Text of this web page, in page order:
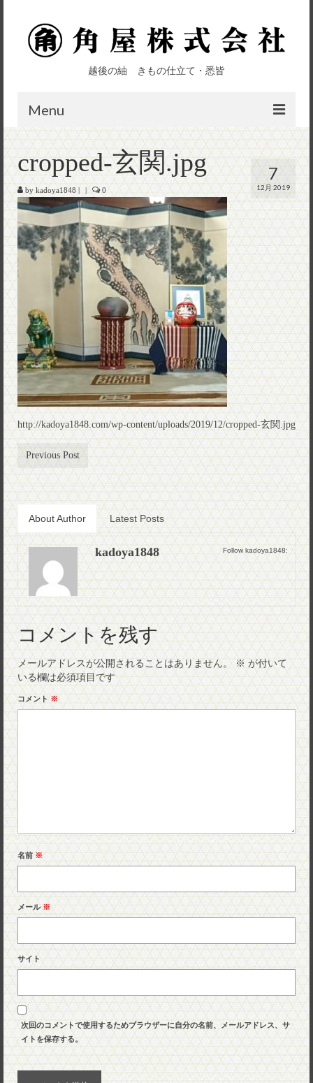
越後の紬 きもの仕立て・悉皆
Menu
会社概要
きもの加工部
呉服部
お問い合わせ
7
12月 2019
cropped-玄関.jpg
by kadoya1848 0
http://kadoya1848.com/wp-content/uploads/2019/12/cropped-玄関.jpg
Previous Post
About Author Latest Posts
Follow kadoya1848:
kadoya1848
コメントを残す
メールアドレスが公開されることはありません。 ※ が付いて
いる欄は必須項目です
コメント ※
名前 ※
メール ※
サイト
次回のコメントで使用するためブラウザーに自分の名前、メールアドレス、サ
イトを保存する。